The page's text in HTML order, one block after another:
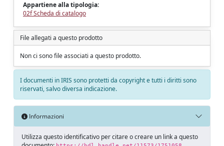
Appartiene alla tipologia:
02f Scheda di catalogo
File allegati a questo prodotto
Non ci sono file associati a questo prodotto.
I documenti in IRIS sono protetti da copyright e tutti i diritti sono
riservati, salvo diversa indicazione.
Informazioni
Utilizza questo identificativo per citare o creare un link a questo